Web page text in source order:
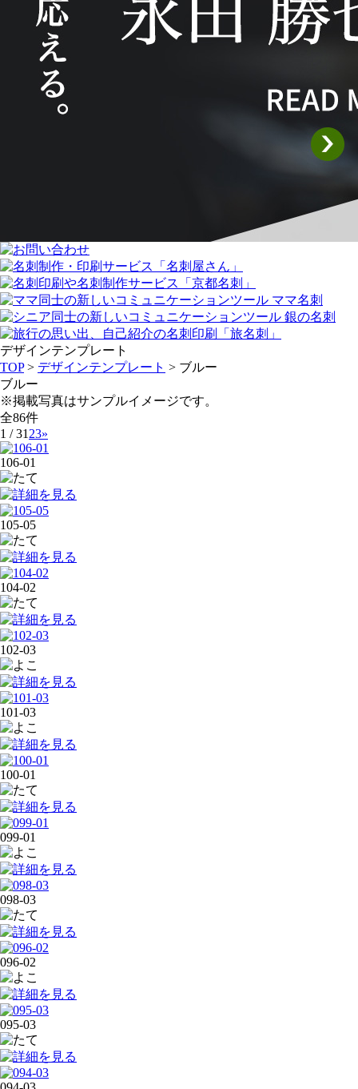
デザインテンプレート
TOP> デザインテンプレート > ブルー
ブルー
※掲載写真はサンプルイメージです。
全86件
1 / 31 23»
106-01
105-05
104-02
102-03
101-03
100-01
099-01
098-03
096-02
095-03